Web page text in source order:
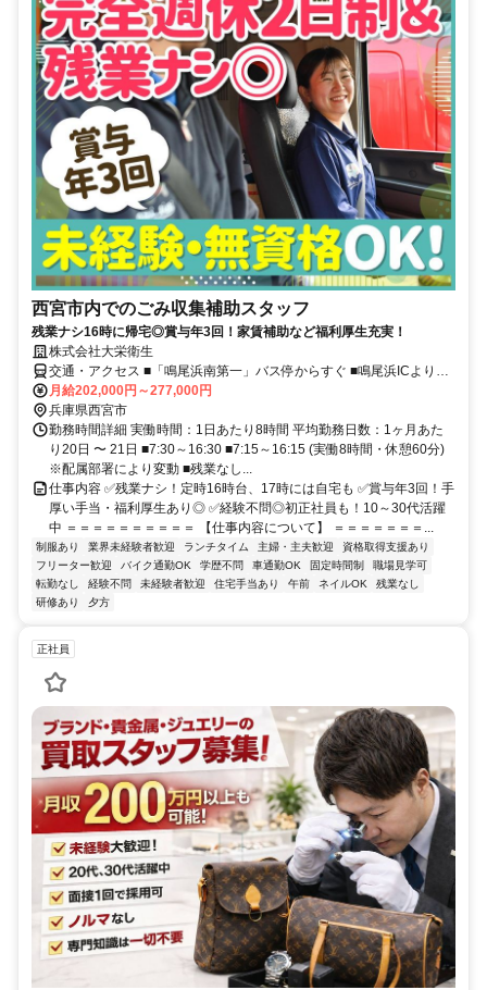
西宮市内でのごみ収集補助スタッフ
残業ナシ16時に帰宅◎賞与年3回！家賃補助など福利厚生充実！
株式会社大栄衛生
交通・アクセス ■「鳴尾浜南第一」バス停からすぐ ■鳴尾浜ICより車
で３分 ※マイカー・バイク通勤OK
月給202,000円～277,000円
兵庫県西宮市
勤務時間詳細 実働時間：1日あたり8時間 平均勤務日数：1ヶ月あた
り20日 〜 21日 ■7:30～16:30 ■7:15～16:15 (実働8時間・休憩60分)
※配属部署により変動 ■残業なし...
仕事内容 ✅残業ナシ！定時16時台、17時には自宅も ✅賞与年3回！手
厚い手当・福利厚生あり◎ ✅経験不問◎初正社員も！10～30代活躍
中 ＝＝＝＝＝＝＝＝＝＝ 【仕事内容について】 ＝＝＝＝＝＝＝...
制服あり 業界未経験者歓迎 ランチタイム 主婦・主夫歓迎
資格取得支援あり
フリーター歓迎
バイク通勤OK 学歴不問 車通勤OK 固定時間制
職場見学可
転勤なし
経験不問 未経験者歓迎 住宅手当あり 午前 ネイルOK
残業なし
研修あり
夕方
正社員